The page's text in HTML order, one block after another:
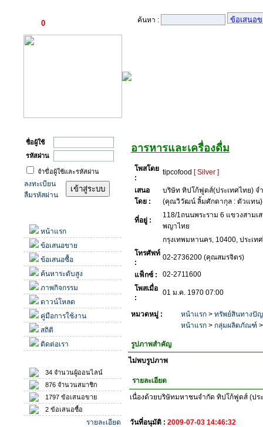
0
ค้นหา :
ชื่อผู้ใช้
รหัสผ่าน
จำขื่อผู้ใช้และรหัสผ่าน
ลงทะเบียน
ลืมรหัสผ่าน
หน้าแรก
ข้อเสนอขาย
ข้อเสนอซื้อ
ค้นหาระดับสูง
ภาพกิจกรรม
ดาวน์โหลด
คู่มือการใช้งาน
สถิติ
ติดต่อเรา
34 จำนวนผู้ออนไลน์
876 จำนวนสมาชิก
1797 ข้อเสนอขาย
2 ข้อเสนอซื้อ
รายละเอียด
อารหารและเครื่องดื่ม
โพสโดย
:
tipcofood [ Silver ]
เสนอ
โดย :
บริษัท ทิปโก้ฟูดส์(ประเทศไทย)
(คุณวิวัฒน์ ลิ้มศักดากุล : ตัวแทน)
ที่อยู่ :
118/1ถนนพระราม 6 แขวงสามเ
พญาไทย
กรุงเทพมหานคร, 10400, ประเท
โทรศัพท์
:
02-2736200 (คุณสมรจิตร)
แฟ็กซ์ :
02-2711600
โพสเมื่อ
:
01 ม.ค. 1970 07:00
หมวดหมู่ : หน้าแรก > ทรัพย์สินทางปั
หน้าแรก > กลุ่มผลิตภัณฑ์
รูปภาพสำคัญ
ไม่พบรูปภาพ
รายละเอียด
เนื่องด้วยบริษัทมหาชนจำกัด ทิปโก้ฟูดส์ (ปร
วันที่อนุมัติ : 2009-07-03 14:46:32